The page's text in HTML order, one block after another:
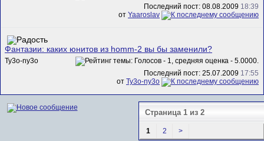
Последний пост: 08.08.2009 18:39
от Yaaroslav
Фантазии: каких юнитов из homm-2 вы бы заменили?
Ty3o-ny3o
Последний пост: 25.07.2009 17:55
от Ty3o-ny3o
Страница 1 из 2
1 2 >